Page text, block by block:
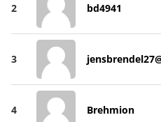
2 bd4941
3
4 Brehmion